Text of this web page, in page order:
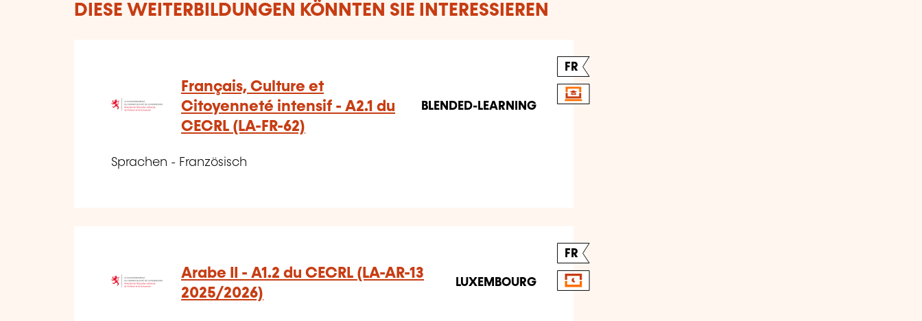
DIESE WEITERBILDUNGEN KÖNNTEN SIE INTERESSIEREN
FR
Français, Culture et
Citoyenneté intensif - A2.1 du
CECRL (LA-FR-62)
BLENDED-LEARNING
Sprachen - Französisch
FR
Arabe II - A1.2 du CECRL (LA-AR-13
2025/2026)
LUXEMBOURG